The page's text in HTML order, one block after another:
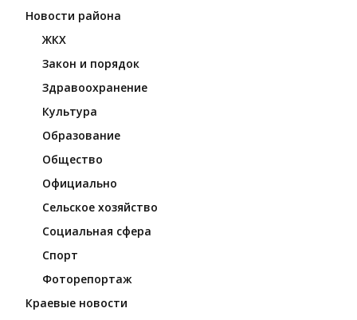
Новости района
ЖКХ
Закон и порядок
Здравоохранение
Культура
Образование
Общество
Официально
Сельское хозяйство
Социальная сфера
Спорт
Фоторепортаж
Краевые новости